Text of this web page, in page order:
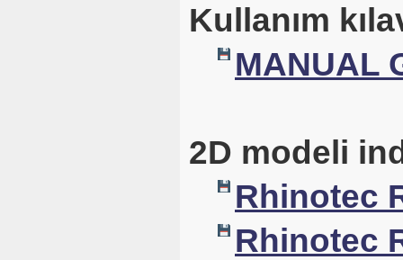
Kullanım
MANUAL
2D modeli
Rhinotec
Rhinotec